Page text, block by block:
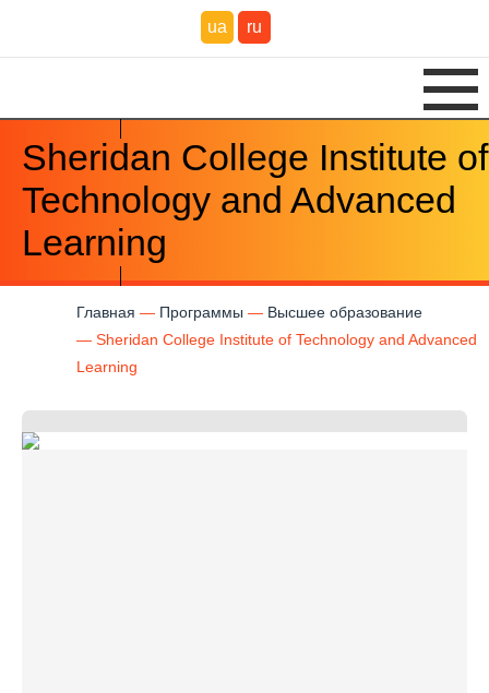
ua ru
Sheridan College Institute of
Technology and Advanced
Learning
Главная Программы
Высшее образование
Sheridan College Institute of Technology and Advanced
Learning